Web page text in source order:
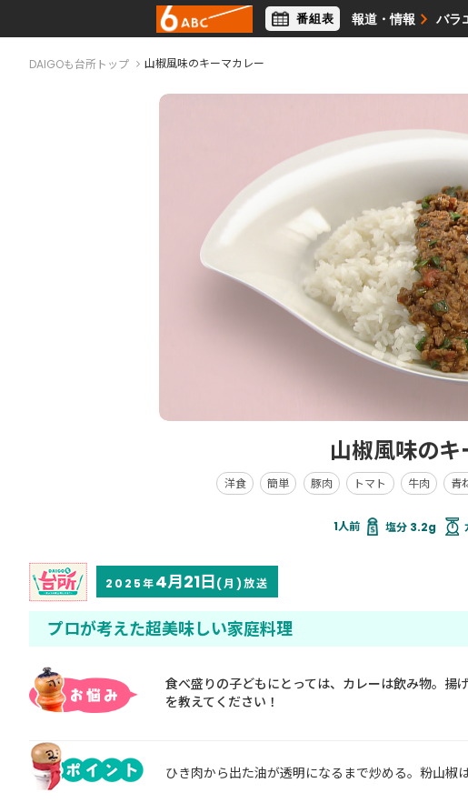
報道・情報 バラ
番組表
DAIGOも台所トップ 山椒風味のキーマカレー
山椒風味の
洋食 簡単 豚肉 トマト 牛肉 青
塩分 3.2g
2025年4月21日(月)放送
プロが考えた超美味しい家庭料理
食べ盛りの子どもにとっては、カレーは飲み物。揚
を教えてください！
ひき肉から出た油が透明になるまで炒める。粉山椒